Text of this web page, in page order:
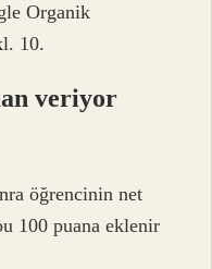
Organik
10.
veriyor
öğrencinin net
100 puana eklenir